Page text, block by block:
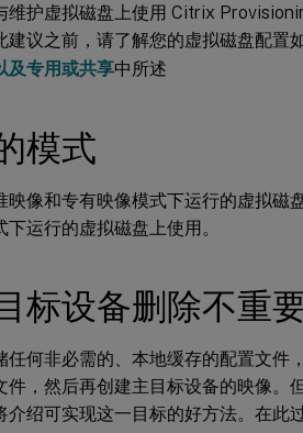
维护虚拟磁盘上使用 Citrix
建议之前，请了解您的虚拟磁盘配
及专用或共享中所述
模式
映像和专有映像模式下运行的虚拟
下运行的虚拟磁盘上使用。
标设备删除不重
任何非必需的、本地缓存的配置文件
件，然后再创建主目标设备的映像。
介绍可实现这一目标的好方法。在此